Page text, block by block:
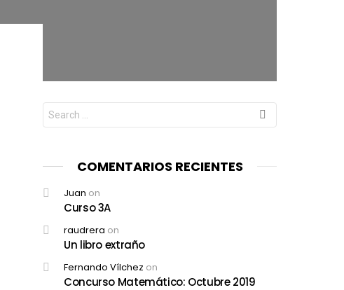
Search
for:
COMENTARIOS RECIENTES
Juan on
Curso 3A
raudrera on
Un libro extraño
Fernando Vílchez on
Concurso Matemático: Octubre 2019